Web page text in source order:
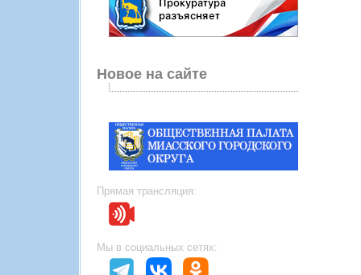
Новое на сайте
Прямая трансляция:
Мы в социальных сетях: